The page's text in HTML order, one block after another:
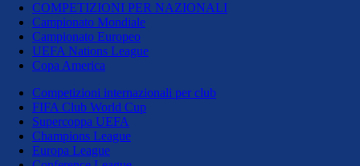
COMPETIZIONI PER NAZIONALI
Campionato Mondiale
Campionato Europeo
UEFA Nations League
Copa America
Competizioni internazionali per club
FIFA Club World Cup
Supercoppa UEFA
Champions League
Europa League